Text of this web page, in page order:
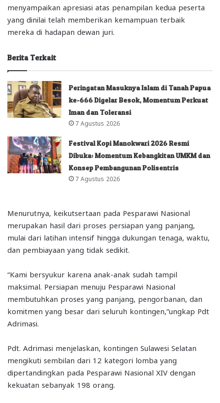
menyampaikan apresiasi atas penampilan kedua peserta
yang dinilai telah memberikan kemampuan terbaik
mereka di hadapan dewan juri.
Berita Terkait
Peringatan Masuknya Islam di Tanah Papua
ke-666 Digelar Besok, Momentum Perkuat
Iman dan Toleransi
7 Agustus 2026
Festival Kopi Manokwari 2026 Resmi
Dibuka: Momentum Kebangkitan UMKM dan
Konsep Pembangunan Polisentris
7 Agustus 2026
Menurutnya, keikutsertaan pada Pesparawi Nasional
merupakan hasil dari proses persiapan yang panjang,
mulai dari latihan intensif hingga dukungan tenaga, waktu,
dan pembiayaan yang tidak sedikit.
“Kami bersyukur karena anak-anak sudah tampil
maksimal. Persiapan menuju Pesparawi Nasional
membutuhkan proses yang panjang, pengorbanan, dan
komitmen yang besar dari seluruh kontingen,”ungkap Pdt
Adrimasi.
Pdt. Adrimasi menjelaskan, kontingen Sulawesi Selatan
mengikuti sembilan dari 12 kategori lomba yang
dipertandingkan pada Pesparawi Nasional XIV dengan
kekuatan sebanyak 198 orang.